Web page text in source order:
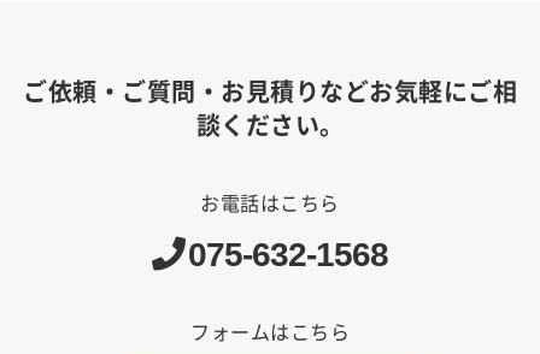
ご依頼・ご質問・お見積りなどお気軽にご相
談ください。
お電話はこちら
075-632-1568
フォームはこちら